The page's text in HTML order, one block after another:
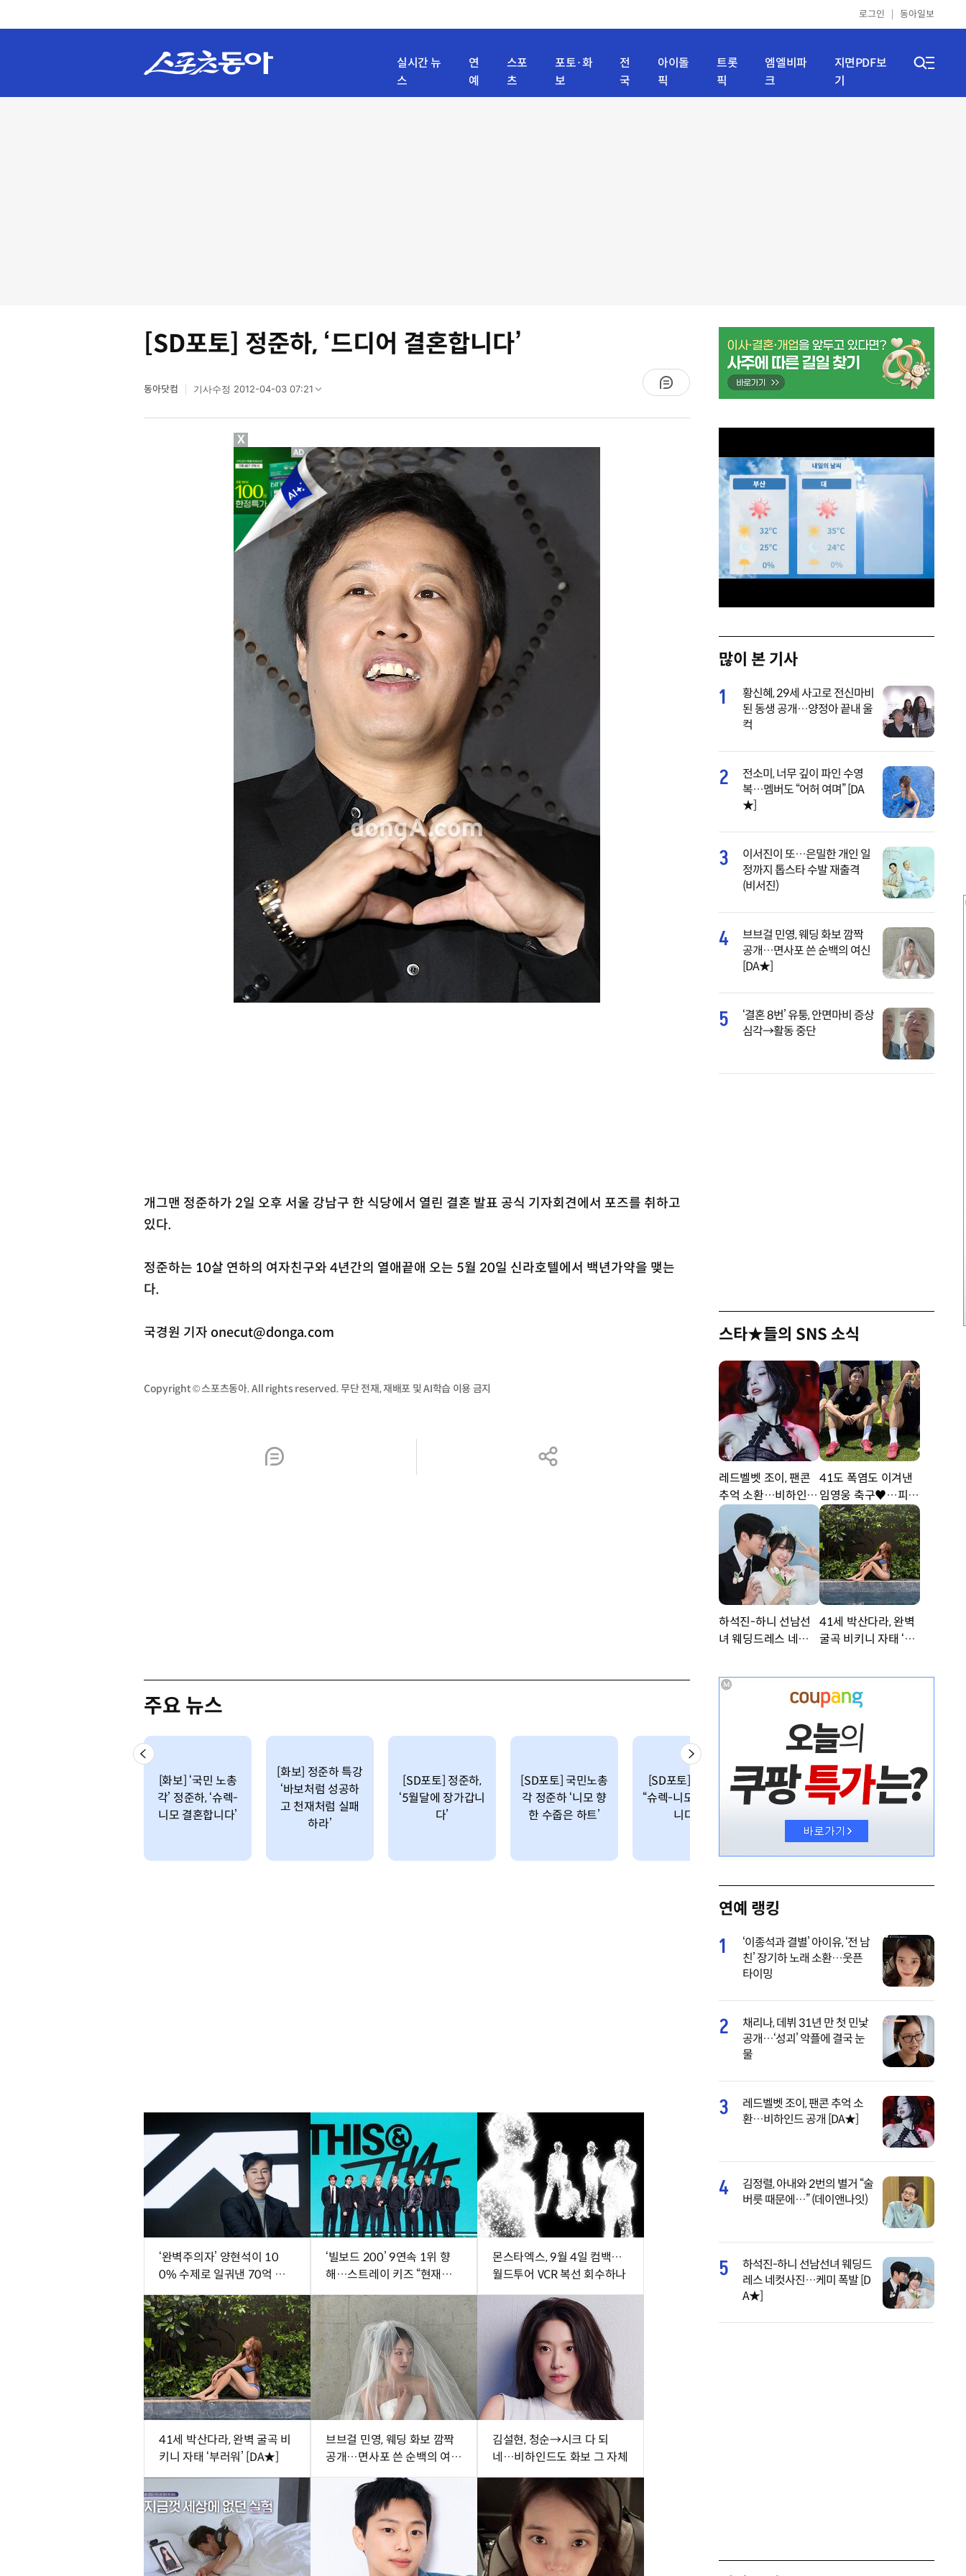
로그인 동아일보
실시간 뉴
스
연
예
스포
츠
포토·화
보
전
국
아이돌
픽
트롯
픽
엠엘비파
크
지면PDF보
기
[SD포토] 정준하, ‘드디어 결혼합니다’
동아닷컴 기사수정 2012-04-03 07:21
개그맨 정준하가 2일 오후 서울 강남구 한 식당에서 열린 결혼 발표 공식 기자회견에서 포즈를 취하고
있다.
정준하는 10살 연하의 여자친구와 4년간의 열애끝애 오는 5월 20일 신라호텔에서 백년가약을 맺는
다.
국경원 기자 onecut@donga.com
Copyright © 스포츠동아. All rights reserved. 무단 전재, 재배포 및 AI학습 이용 금지
주요 뉴스
[화보] ‘국민 노총
각’ 정준하, ‘슈렉-
니모 결혼합니다’
[화보] 정준하 특강
‘바보처럼 성공하
고 천재처럼 실패
하라’
[SD포토] 정준하,
‘5월달에 장가갑니
다’
[SD포토] 국민노총
각 정준하 ‘니모 향
한 수줍은 하트’
[SD포토] 정준하
“슈렉-니모, 결혼합
니다”
[SD포토] 정준하,
‘수많은 취재진들
‘완벽주의자’ 양현석이 10
0% 수제로 일궈낸 70억 뷰
의 기적
‘빌보드 200’ 9연속 1위 향
해…스트레이 키즈 “현재에
최선다할 것” (종합)[DA현장]
몬스타엑스, 9월 4일 컴백…
월드투어 VCR 복선 회수하나
41세 박산다라, 완벽 굴곡 비
키니 자태 ‘부러워’ [DA★]
브브걸 민영, 웨딩 화보 깜짝
공개…면사포 쓴 순백의 여신
[DA★]
김설현, 청순→시크 다 되
네…비하인드도 화보 그 자체
t
e
많이 본 기사
1
황신혜, 29세 사고로 전신마비
된 동생 공개…양정아 끝내 울
컥
2
전소미, 너무 깊이 파인 수영
복…멤버도 “어허 여며” [DA
★]
3
이서진이 또…은밀한 개인 일
정까지 톱스타 수발 재출격
(비서진)
4
브브걸 민영, 웨딩 화보 깜짝
공개…면사포 쓴 순백의 여신
[DA★]
5
‘결혼 8번’ 유퉁, 안면마비 증상
심각→활동 중단
스타★들의 SNS 소식
레드벨벳 조이, 팬콘
추억 소환…비하인드
공개 [DA★]
41도 폭염도 이겨낸
임영웅 축구♥…피지
컬 난리 [DA★]
하석진-하니 선남선
녀 웨딩드레스 네컷사
★]
41세 박산다라, 완벽
굴곡 비키니 자태 ‘부
연예 랭킹
1
‘이종석과 결별’ 아이유, ‘전 남
친’ 장기하 노래 소환…웃픈
타이밍
2
채리나, 데뷔 31년 만 첫 민낯
공개…‘성괴’ 악플에 결국 눈
물
3
레드벨벳 조이, 팬콘 추억 소
환…비하인드 공개 [DA★]
4
김정렬, 아내와 2번의 별거 “술
버릇 때문에…” (데이앤나잇)
5
하석진-하니 선남선녀 웨딩드
레스 네컷사진…케미 폭발 [D
A★]
X